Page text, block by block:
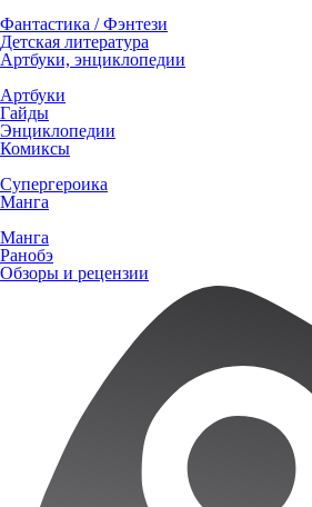
Фантастика / Фэнтези
Детская литература
Артбуки, энциклопедии
Артбуки
Гайды
Энциклопедии
Комиксы
Супергероика
Манга
Манга
Ранобэ
Обзоры и рецензии